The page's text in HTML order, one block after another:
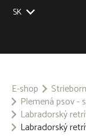
SK
E-shop
Plemená psov -
Labradorský
Labradorský